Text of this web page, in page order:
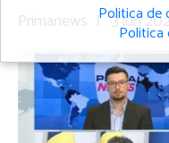
Primanews | 3 iun
Politica de